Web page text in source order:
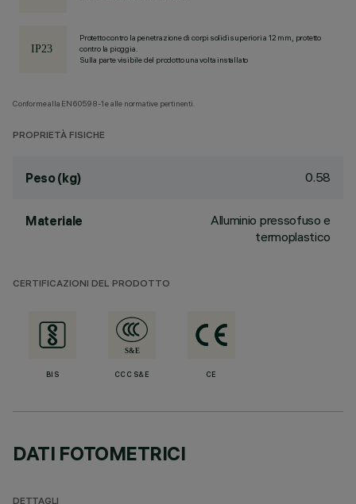
Protetto contro la penetrazione di corpi solidi superiori a 12 mm, protetto
contro la pioggia.
Sulla parte visibile del prodotto una volta installato
Conforme alla EN60598-1 e alle normative pertinenti.
PROPRIETÀ FISICHE
Peso (kg) 0.58
Materiale
Alluminio pressofuso e
termoplastico
CERTIFICAZIONI DEL PRODOTTO
BIS CCC S&E CE
DATI FOTOMETRICI